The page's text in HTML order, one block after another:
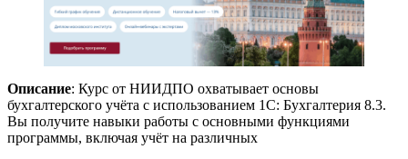
Описание: Курс от НИИДПО охватывает основы
бухгалтерского учёта с использованием 1С: Бухгалтерия 8.3.
Вы получите навыки работы с основными функциями
программы, включая учёт на различных